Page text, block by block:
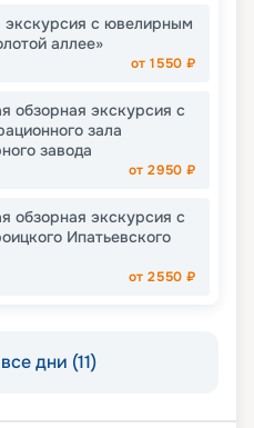
экскурсия с ювелирным
аллее»
от1550 ₽
обзорная экскурсия с
зала
завода
от2950 ₽
обзорная экскурсия с
Ипатьевского
от2550 ₽
дни (11)